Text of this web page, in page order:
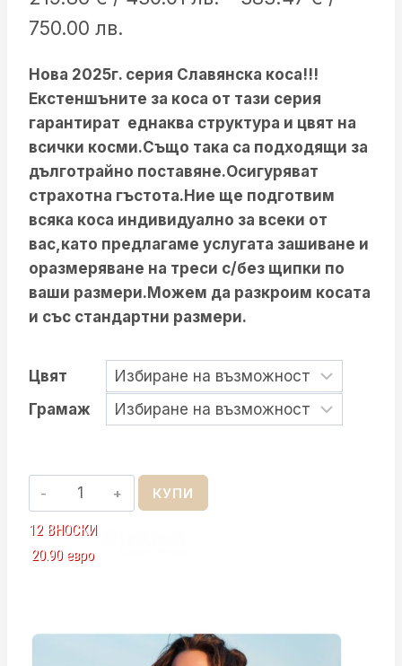
750.00 лв.
219.86 €
/
430.01 лв.
through
383.47 €
/
750.00 лв.
Нова 2025г. серия Славянска коса!!!
Екстеншъните за коса от тази серия
гарантират еднаква структура и цвят на
всички косми.Също така са подходящи за
дълготрайно поставяне.Осигуряват
страхотна гъстота.Ние ще подготвим
всяка коса индивидуално за всеки от
вас,като предлагаме услугата зашиване и
оразмеряване на треси с/без щипки по
ваши размери.Можем да разкроим косата
и със стандартни размери.
Цвят
Грамаж
количество
за
Славянска
Коса
КУПИ
12 ВНОСКИ
20.90 евро